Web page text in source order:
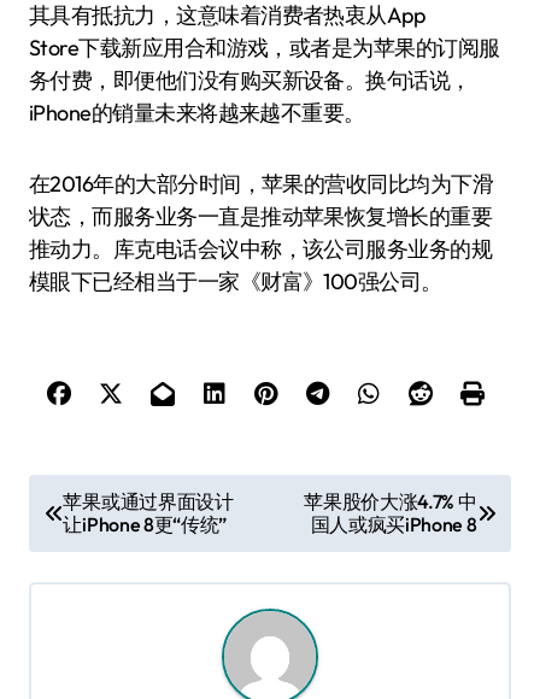
其具有抵抗力，这意味着消费者热衷从App
Store下载新应用合和游戏，或者是为苹果的订阅服
务付费，即便他们没有购买新设备。换句话说，
iPhone的销量未来将越来越不重要。
在2016年的大部分时间，苹果的营收同比均为下滑
状态，而服务业务一直是推动苹果恢复增长的重要
推动力。库克电话会议中称，该公司服务业务的规
模眼下已经相当于一家《财富》100强公司。
章
导
苹果或通过界面设计
让iPhone 8更“传统”
苹果股价大涨4.7% 中
国人或疯买iPhone 8